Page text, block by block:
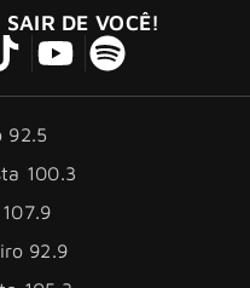
DE VOCÊ!
92.5
100.3
92.9